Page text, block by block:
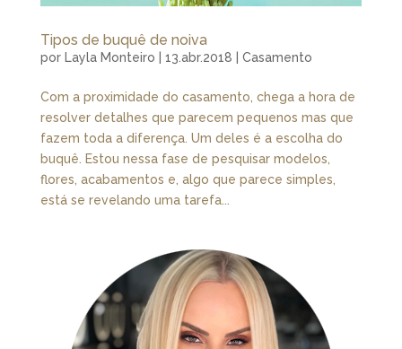
Tipos de buquê de noiva
por Layla Monteiro 13.abr.2018 Casamento
Com a proximidade do casamento, chega a hora de
resolver detalhes que parecem pequenos mas que
fazem toda a diferença. Um deles é a escolha do
buquê. Estou nessa fase de pesquisar modelos,
flores, acabamentos e, algo que parece simples,
está se revelando uma tarefa...